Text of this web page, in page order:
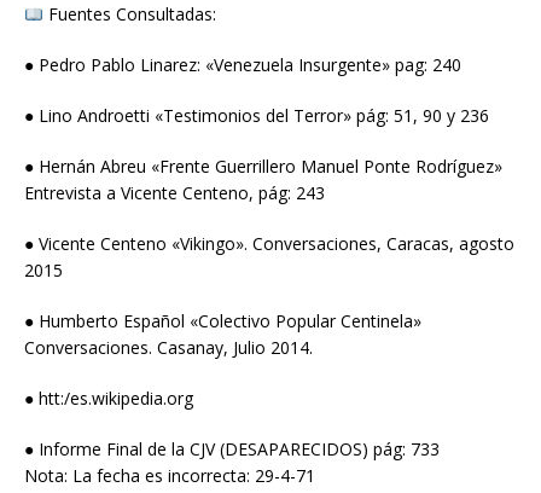
Fuentes Consultadas:
● Pedro Pablo Linarez: «Venezuela Insurgente» pag: 240
● Lino Androetti «Testimonios del Terror» pág: 51, 90 y 236
● Hernán Abreu «Frente Guerrillero Manuel Ponte Rodríguez»
Entrevista a Vicente Centeno, pág: 243
● Vicente Centeno «Vikingo». Conversaciones, Caracas, agosto
2015
● Humberto Español «Colectivo Popular Centinela»
Conversaciones. Casanay, Julio 2014.
● htt:/es.wikipedia.org
● Informe Final de la CJV (DESAPARECIDOS) pág: 733
Nota: La fecha es incorrecta: 29-4-71